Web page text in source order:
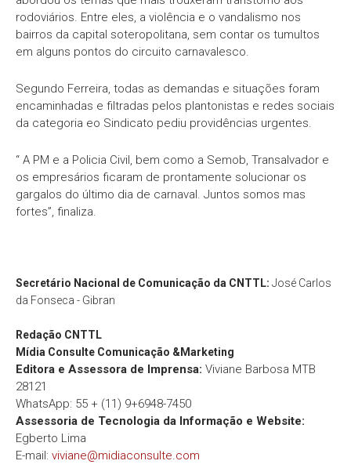
rodoviários. Entre eles, a violência e o vandalismo nos
bairros da capital soteropolitana, sem contar os tumultos
em alguns pontos do circuito carnavalesco.
Segundo Ferreira, todas as demandas e situações foram
encaminhadas e filtradas pelos plantonistas e redes sociais
da categoria eo Sindicato pediu providências urgentes.
“ A PM e a Policia Civil, bem como a Semob, Transalvador e
os empresários ficaram de prontamente solucionar os
gargalos do último dia de carnaval. Juntos somos mas
fortes”, finaliza.
Secretário Nacional de Comunicação da CNTTL: José Carlos
da Fonseca - Gibran
Redação CNTTL
Mídia Consulte Comunicação &Marketing
Editora e Assessora de Imprensa: Viviane Barbosa MTB
28121
WhatsApp: 55 + (11) 9+6948-7450
Assessoria de Tecnologia da Informação e Website:
Egberto Lima
E-mail: viviane@midiaconsulte.com